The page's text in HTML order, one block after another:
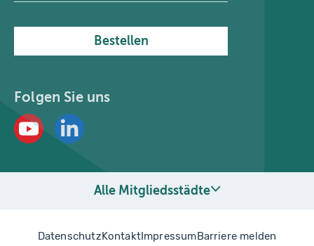
Bestellen
Folgen Sie uns
Alle Mitgliedsstädte
DatenschutzKontaktImpressumBarriere melden